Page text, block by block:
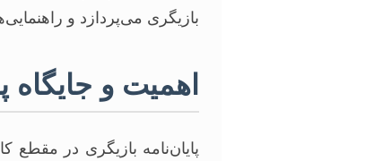
بازیگری می‌پردازد و
اهمیت و جایگاه
پایان‌نامه بازیگری در